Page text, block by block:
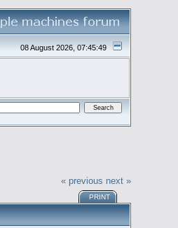
08 August 2026, 07:45:49
« previous next »
PRINT